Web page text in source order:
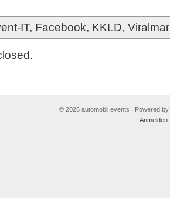
IT, Facebook, KKLD,
© 2026 automobil events | Powered by
Anmelden|